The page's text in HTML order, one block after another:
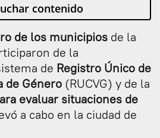
contenido
de los municipios de la
de la
de Registro Único de
de Género (RUCVG) y de la
evaluar situaciones de
a cabo en la ciudad de